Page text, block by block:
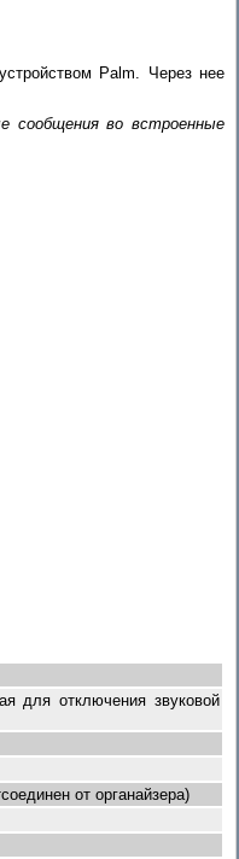
Palm. Через нее
сообщения во встроенные
для отключения звуковой
от органайзера)